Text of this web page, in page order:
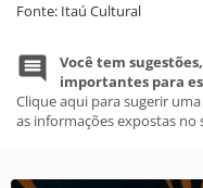
Fonte: Itaú Cultural
Você tem
importantes para
Clique aqui para sugerir
as informações expostas no